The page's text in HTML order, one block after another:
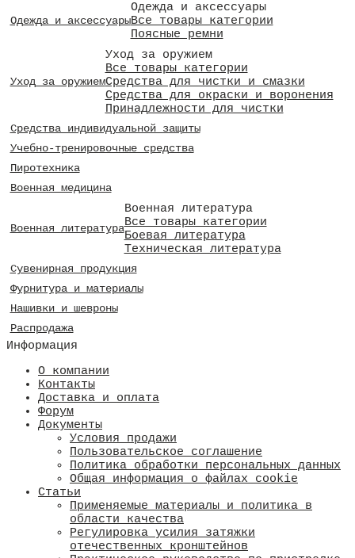
Одежда и аксессуары
Одежда и аксессуары
Все товары категории
Поясные ремни
Уход за оружием
Уход за оружием
Все товары категории
Средства для чистки и смазки
Средства для окраски и воронения
Принадлежности для чистки
Средства индивидуальной защиты
Учебно-тренировочные средства
Пиротехника
Военная медицина
Военная литература
Военная литература
Все товары категории
Боевая литература
Техническая литература
Сувенирная продукция
Фурнитура и материалы
Нашивки и шевроны
Распродажа
Информация
О компании
Контакты
Доставка и оплата
Форум
Документы
Условия продажи
Пользовательское соглашение
Политика обработки персональных данных
Общая информация о файлах cookie
Статьи
Применяемые материалы и политика в
области качества
​Регулировка усилия затяжки
отечественных кронштейнов